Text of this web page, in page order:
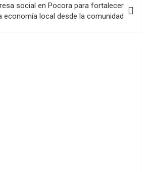
social en Pocora para fortalecer
economía local desde la comunidad